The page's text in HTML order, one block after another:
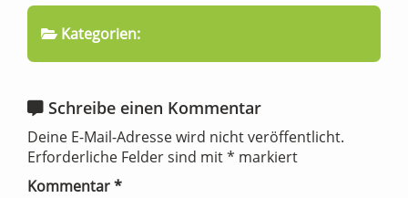
Kategorien:
Schreibe einen Kommentar
Deine E-Mail-Adresse wird nicht veröffentlicht.
Erforderliche Felder sind mit* markiert
Kommentar*